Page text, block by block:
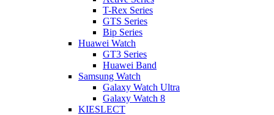
T-Rex Series
GTS Series
Bip Series
Huawei Watch
GT3 Series
Huawei Band
Samsung Watch
Galaxy Watch Ultra
Galaxy Watch 8
KIESLECT